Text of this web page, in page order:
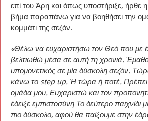
επί του Άρη και όπως υποστήριξε, ήρθε
βήμα παραπάνω για να βοηθήσει την
κομμάτι της σεζόν.
«Θέλω να ευχαριστήσω τον Θεό που με
βελτιωθώ μέσα σε αυτή τη χρονιά. Έμαθα
υπομονετικός σε μία δύσκολη σεζόν.
κάνω το step up. Ή τώρα ή ποτέ.
ομάδα μου. Ευχαριστώ και τον
έδειξε εμπιστοσύνη Το δεύτερο παιχνίδι
πιο δύσκολο, αφού θα παίξουμε στην